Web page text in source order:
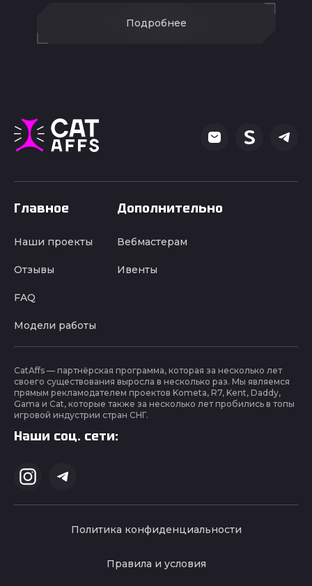
Подробнее
CatAffs — партнёрская программа, которая за несколько лет
своего существования выросла в несколько раз. Мы являемся
прямым рекламодателем проектов Kometa, R7, Kent, Daddy,
Gama и Cat, которые также за несколько лет пробились в топы
игровой индустрии стран СНГ.
Наши соц. сети:
Главное
Наши проекты
Отзывы
FAQ
Модели работы
Дополнительно
Вебмастерам
Ивенты
Правила и условия
Политика конфиденциальности